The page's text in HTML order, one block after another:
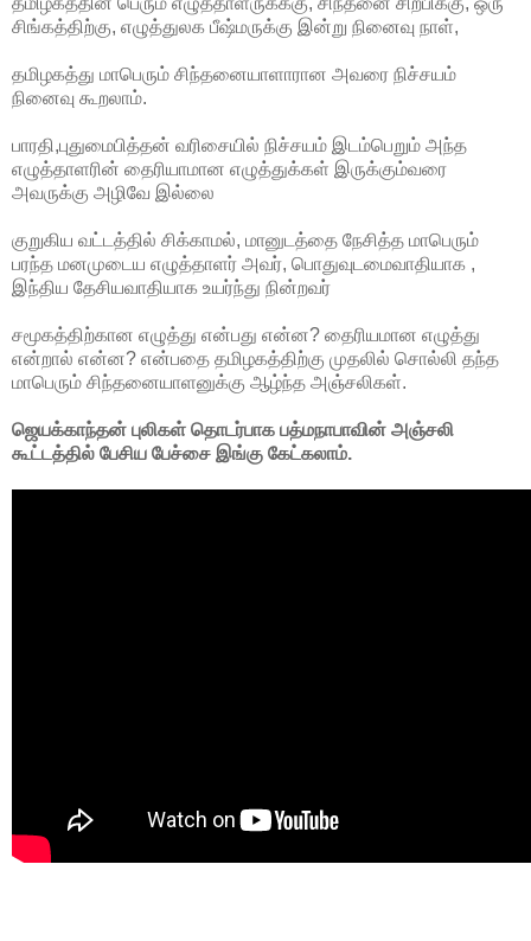
சிங்கத்திற்கு, எழுத்துலக பீஷ்மருக்கு இன்று நினைவு நாள்,
தமிழகத்து மாபெரும் சிந்தனையாளாரான அவரை நிச்சயம்
நினைவு கூறலாம்.
பாரதி,புதுமைபித்தன் வரிசையில் நிச்சயம் இடம்பெறும் அந்த
எழுத்தாளரின் தைரியாமான எழுத்துக்கள் இருக்கும்வரை
அவருக்கு அழிவே இல்லை
குறுகிய வட்டத்தில் சிக்காமல், மானுடத்தை நேசித்த மாபெரும்
பரந்த மனமுடைய எழுத்தாளர் அவர், பொதுவுடமைவாதியாக ,
இந்திய தேசியவாதியாக உயர்ந்து நின்றவர்
சமூகத்திற்கான எழுத்து என்பது என்ன? தைரியமான எழுத்து
என்றால் என்ன? என்பதை தமிழகத்திற்கு முதலில் சொல்லி தந்த
மாபெரும் சிந்தனையாளனுக்கு ஆழ்ந்த அஞ்சலிகள்.
ஜெயக்காந்தன் புலிகள் தொடர்பாக பத்மநாபாவின் அஞ்சலி
கூட்டத்தில் பேசிய பேச்சை இங்கு கேட்கலாம்.